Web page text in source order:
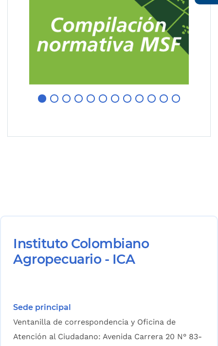
Instituto Colombiano
Agropecuario - ICA
Sede principal
Ventanilla de correspondencia y Oficina de
Atención al Ciudadano: Avenida Carrera 20 N° 83-